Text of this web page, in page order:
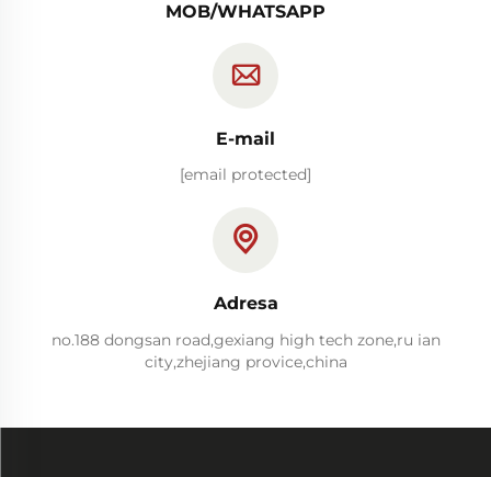
MOB/WHATSAPP
E-mail
[email protected]
Adresa
no.188 dongsan road,gexiang high tech zone,ru ian
city,zhejiang provice,china